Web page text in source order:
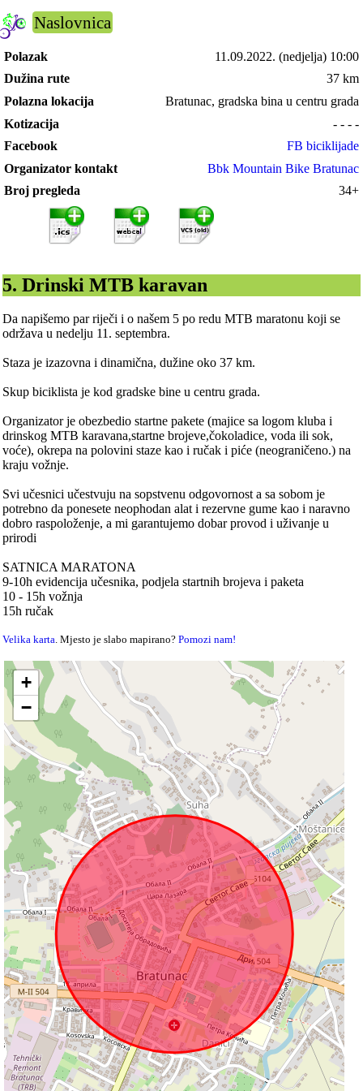
Naslovnica
Polazak 11.09.2022. (nedjelja) 10:00
Dužina rute
37 km
Polazna lokacija
Bratunac, gradska bina u centru grada
Kotizacija
- - - -
Facebook
FB biciklijade
Organizator kontakt
Bbk Mountain Bike Bratunac
Broj pregleda
34+
5. Drinski MTB karavan
Da napišemo par riječi i o našem 5 po redu MTB maratonu koji se
održava u nedelju 11. septembra.
Staza je izazovna i dinamična, dužine oko 37 km.
Skup biciklista je kod gradske bine u centru grada.
Organizator je obezbedio startne pakete (majice sa logom kluba i
drinskog MTB karavana,startne brojeve,čokoladice, voda ili sok,
voće), okrepa na polovini staze kao i ručak i piće (neograničeno.) na
kraju vožnje.
Svi učesnici učestvuju na sopstvenu odgovornost a sa sobom je
potrebno da ponesete neophodan alat i rezervne gume kao i naravno
dobro raspoloženje, a mi garantujemo dobar provod i uživanje u
prirodi
SATNICA MARATONA
9-10h evidencija učesnika, podjela startnih brojeva i paketa
10 - 15h vožnja
15h ručak
Velika karta. Mjesto je slabo mapirano?Pomozi nam!
+
−